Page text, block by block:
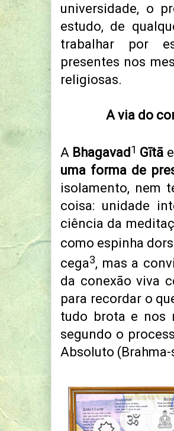
universidade, o
estudo, de
trabalhar por
presentes nos
religiosas.
A via do
A Bhagavad1 Gītā
uma forma de
isolamento, nem
coisa: unidade
ciência da
como espinha
cega3, mas a
da conexão viva
para recordar o
tudo brota e nos
segundo o
Absoluto (Brahma-